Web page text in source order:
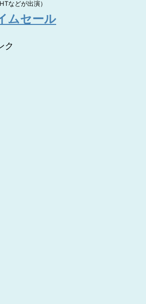
などが出演）
ムセール
ク